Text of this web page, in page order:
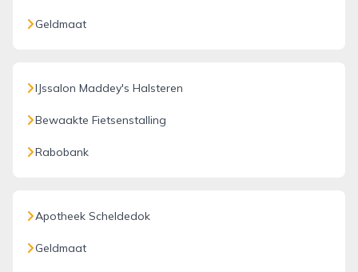
Geldmaat
IJssalon Maddey's Halsteren
Bewaakte Fietsenstalling
Rabobank
Apotheek Scheldedok
Geldmaat